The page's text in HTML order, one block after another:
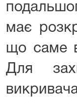
має
що саме
Для